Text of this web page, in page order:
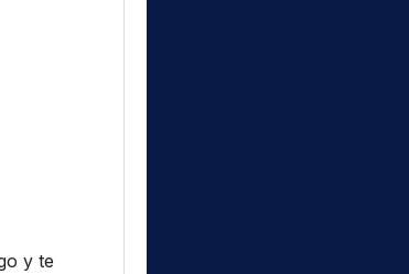
y te